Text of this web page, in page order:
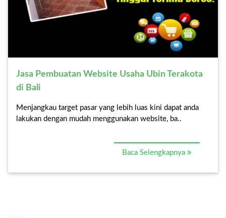
Jasa Pembuatan Website Usaha Ubin Terakota
di Bali
Menjangkau target pasar yang lebih luas kini dapat anda
lakukan dengan mudah menggunakan website, ba..
Baca Selengkapnya